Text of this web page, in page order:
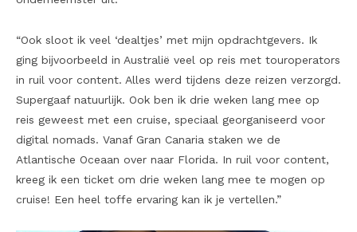
“Ook sloot ik veel ‘dealtjes’ met mijn opdrachtgevers. Ik
ging bijvoorbeeld in Australië veel op reis met touroperators
in ruil voor content. Alles werd tijdens deze reizen verzorgd.
Supergaaf natuurlijk. Ook ben ik drie weken lang mee op
reis geweest met een cruise, speciaal georganiseerd voor
digital nomads. Vanaf Gran Canaria staken we de
Atlantische Oceaan over naar Florida. In ruil voor content,
kreeg ik een ticket om drie weken lang mee te mogen op
cruise! Een heel toffe ervaring kan ik je vertellen.”